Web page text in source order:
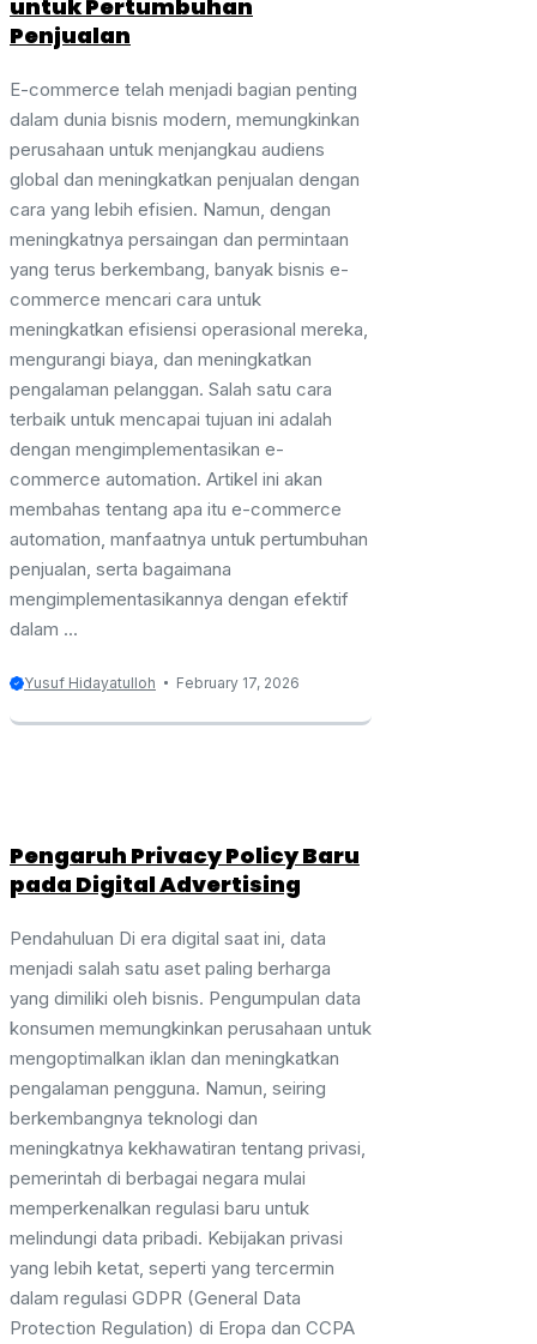
untuk Pertumbuhan
Penjualan
E-commerce telah menjadi bagian penting
dalam dunia bisnis modern, memungkinkan
perusahaan untuk menjangkau audiens
global dan meningkatkan penjualan dengan
cara yang lebih efisien. Namun, dengan
meningkatnya persaingan dan permintaan
yang terus berkembang, banyak bisnis e-
commerce mencari cara untuk
meningkatkan efisiensi operasional mereka,
mengurangi biaya, dan meningkatkan
pengalaman pelanggan. Salah satu cara
terbaik untuk mencapai tujuan ini adalah
dengan mengimplementasikan e-
commerce automation. Artikel ini akan
membahas tentang apa itu e-commerce
automation, manfaatnya untuk pertumbuhan
penjualan, serta bagaimana
mengimplementasikannya dengan efektif
dalam ...
Yusuf Hidayatulloh February 17, 2026
Pengaruh Privacy Policy Baru
pada Digital Advertising
Pendahuluan Di era digital saat ini, data
menjadi salah satu aset paling berharga
yang dimiliki oleh bisnis. Pengumpulan data
konsumen memungkinkan perusahaan untuk
mengoptimalkan iklan dan meningkatkan
pengalaman pengguna. Namun, seiring
berkembangnya teknologi dan
meningkatnya kekhawatiran tentang privasi,
pemerintah di berbagai negara mulai
memperkenalkan regulasi baru untuk
melindungi data pribadi. Kebijakan privasi
yang lebih ketat, seperti yang tercermin
dalam regulasi GDPR (General Data
Protection Regulation) di Eropa dan CCPA